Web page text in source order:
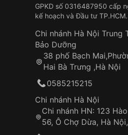
GPKD số 0316487950 cấp
kế hoạch và Đầu tư TP.HCM.
Chi nhánh Hà Nội Trung
Bảo Dưỡng
38 phố Bạch
Hai Bà Trưng ,Hà Nội
0585215215
Chi nhánh Hà Nội
Chi nhánh HN: 123
56, Ô Chợ Dừa, Hà